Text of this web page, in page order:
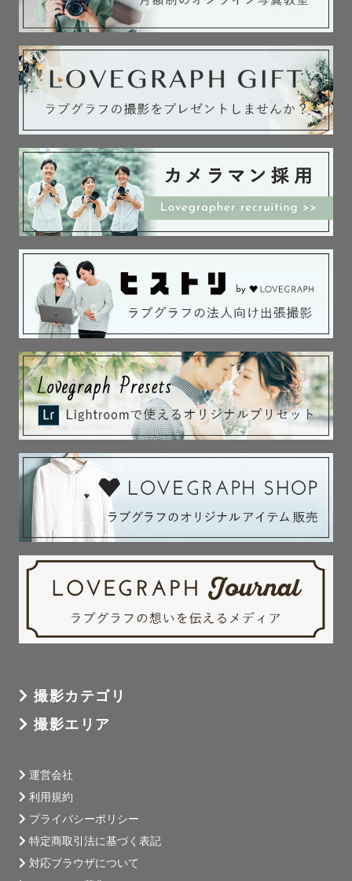
撮影カテゴリ
撮影エリア
運営会社
利用規約
プライバシーポリシー
特定商取引法に基づく表記
対応ブラウザについて